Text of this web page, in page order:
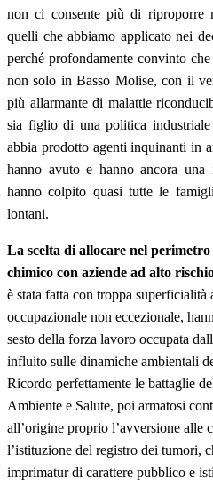
non ci consente più di riproporre
quelli che abbiamo applicato nei
perché profondamente convinto
non solo in Basso Molise, con il
più allarmante di malattie
sia figlio di una politica
abbia prodotto agenti inquinanti in
hanno avuto e hanno ancora una
hanno colpito quasi tutte le
lontani.
La scelta di allocare nel
chimico con aziende ad alto
è stata fatta con troppa superficialità
occupazionale non eccezionale,
sesto della forza lavoro occupata
influito sulle dinamiche ambientali
Ricordo perfettamente le battaglie
Ambiente e Salute, poi armatosi
all’origine proprio l’avversione alle
l’istituzione del registro dei tumori,
imprimatur di carattere pubblico e